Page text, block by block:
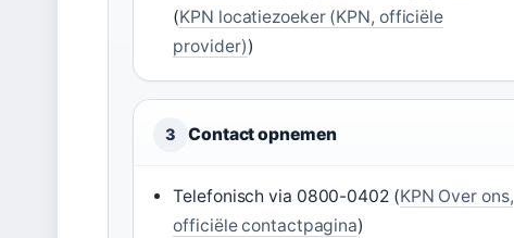
(KPN locatiezoeker (KPN, officiële
provider))
3 Contact opnemen
Telefonisch via 0800-0402 (KPN Over ons,
officiële contactpagina)